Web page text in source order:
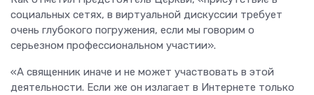
социальных сетях, в виртуальной дискуссии требует
очень глубокого погружения, если мы говорим о
серьезном профессиональном участии».
«А священник иначе и не может участвовать в этой
деятельности. Если же он излагает в Интернете только